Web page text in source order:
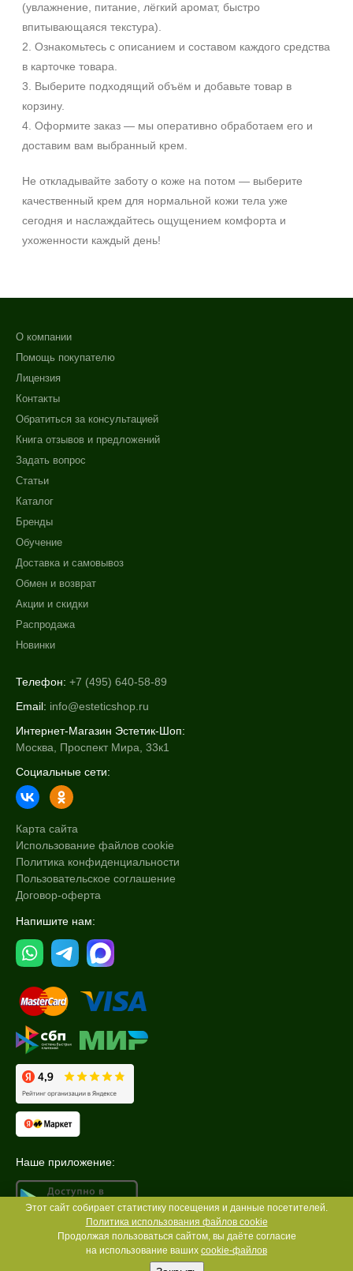
(увлажнение, питание, лёгкий аромат, быстро
впитывающаяся текстура).
2. Ознакомьтесь с описанием и составом каждого средства
в карточке товара.
3. Выберите подходящий объём и добавьте товар в
корзину.
4. Оформите заказ — мы оперативно обработаем его и
доставим вам выбранный крем.
Не откладывайте заботу о коже на потом — выберите
качественный крем для нормальной кожи тела уже
сегодня и наслаждайтесь ощущением комфорта и
ухоженности каждый день!
О компании
Помощь покупателю
Лицензия
Контакты
Обратиться за консультацией
Книга отзывов и предложений
Задать вопрос
Статьи
Каталог
Бренды
Обучение
Доставка и самовывоз
Обмен и возврат
Акции и скидки
Распродажа
Новинки
Телефон: +7 (495) 640-58-89
Email: info@esteticshop.ru
Интернет-Магазин Эстетик-Шоп:
Москва, Проспект Мира, 33к1
Социальные сети:
Карта сайта
Использование файлов cookie
Политика конфиденциальности
Пользовательское соглашение
Договор-оферта
Напишите нам:
Наше приложение:
Этот сайт собирает статистику посещения и данные посетителей.
Политика использования файлов cookie
Продолжая пользоваться сайтом, вы даёте согласие
на использование ваших cookie-файлов